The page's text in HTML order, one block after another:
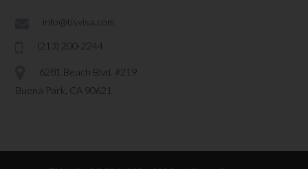
info@tisvisa.com
(213) 200-2244
6281 Beach Blvd. #219
Buena Park, CA 90621